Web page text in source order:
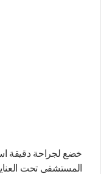
المستشفى تحت